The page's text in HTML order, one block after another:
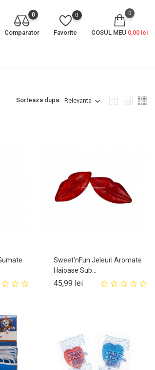
0
Comparator
0
Favorite
0
COSUL MEU 0,00 lei
Sorteaza dupa: Relevanta
Sweet'nFun Jeleuri Aromate
Haioase Sub...
45,99 leiPret